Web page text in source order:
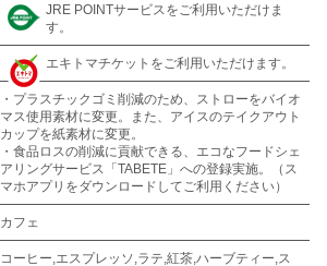
JRE POINTサービスをご利用いただけま
す。
エキトマチケットをご利用いただけます。
・プラスチックゴミ削減のため、ストローをバイオ
マス使用素材に変更。また、アイスのテイクアウト
カップを紙素材に変更。
・食品ロスの削減に貢献できる、エコなフードシェ
アリングサービス「TABETE」への登録実施。（ス
マホアプリをダウンロードしてご利用ください）
カフェ
コーヒー,エスプレッソ,ラテ,紅茶,ハーブティー,ス